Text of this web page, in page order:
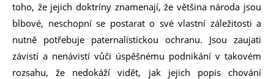
toho, že jejich doktríny znamenají, že většina národa jsou
blbové, neschopní se postarat o své vlastní záležitosti a
nutně potřebuje paternalistickou ochranu. Jsou zaujati
závistí a nenávistí vůči úspěšnému podnikání v takovém
rozsahu, že nedokáží vidět, jak jejich popis chování